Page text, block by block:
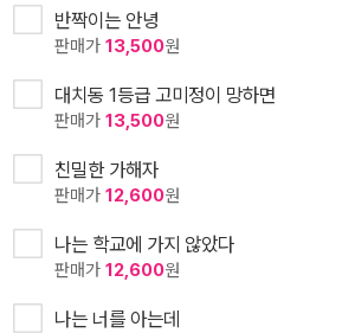
반짝이는 안녕
판매가 13,500원
대치동 1등급 고미정이 망하면
판매가 13,500원
친밀한 가해자
판매가 12,600원
나는 학교에 가지 않았다
판매가 12,600원
나는 너를 아는데